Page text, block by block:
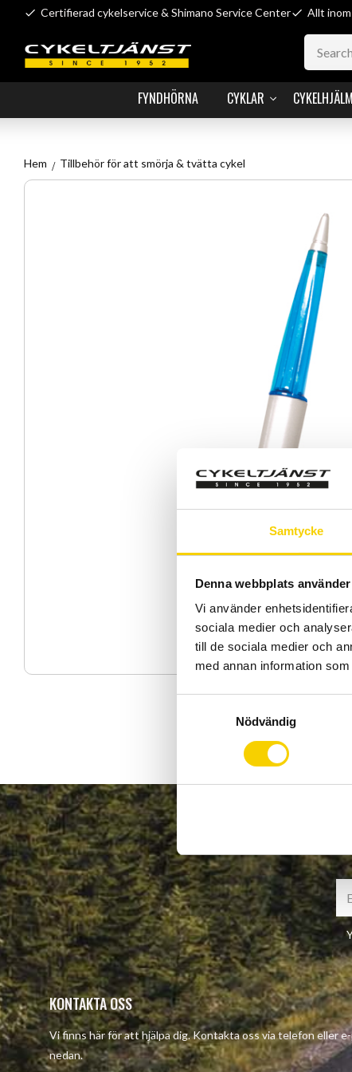
Samtycke
Denna webbplats
Vi använder
sociala medier och
till de sociala medier och
med annan information
c
k
e
s
v
a
l
Nödvändig
Certifierad cykelservice & Shimano Service Center Allt
FYNDHÖRNA CYKLAR
Hem Tillbehör för att smörja & tvätta cykel
KONTAKTA OSS
Vi finns här för att hjälpa dig. Kontakta oss via telefon eller
nedan.